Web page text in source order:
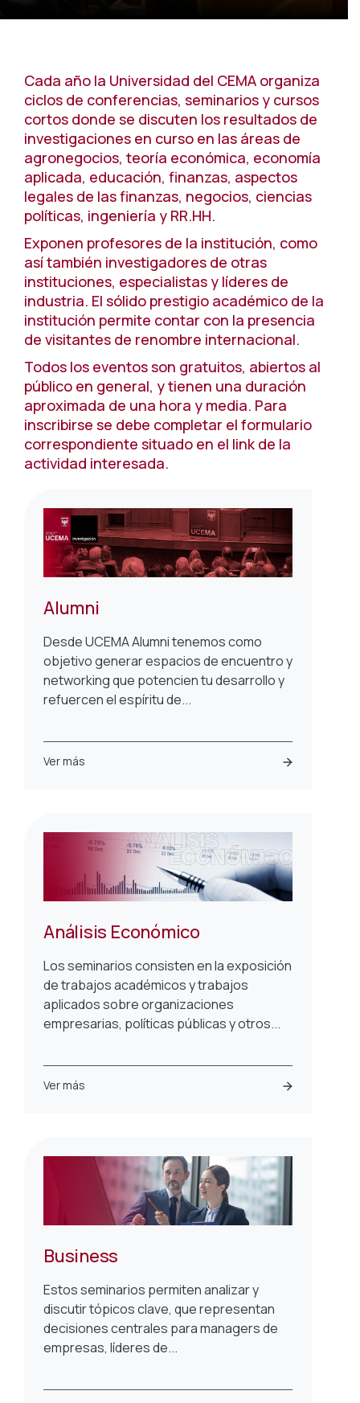
Cada año la Universidad del CEMA organiza
ciclos de conferencias, seminarios y cursos
cortos donde se discuten los resultados de
investigaciones en curso en las áreas de
agronegocios, teoría económica, economía
aplicada, educación, finanzas, aspectos
legales de las finanzas, negocios, ciencias
políticas, ingeniería y RR.HH.
Exponen profesores de la institución, como
así también investigadores de otras
instituciones, especialistas y líderes de
industria. El sólido prestigio académico de la
institución permite contar con la presencia
de visitantes de renombre internacional.
Todos los eventos son gratuitos, abiertos al
público en general, y tienen una duración
aproximada de una hora y media. Para
inscribirse se debe completar el formulario
correspondiente situado en el link de la
actividad interesada.
Alumni
Desde UCEMA Alumni tenemos como
objetivo generar espacios de encuentro y
networking que potencien tu desarrollo y
refuercen el espíritu de...
Ver más
Análisis Económico
Los seminarios consisten en la exposición
de trabajos académicos y trabajos
aplicados sobre organizaciones
empresarias, políticas públicas y otros...
Ver más
Business
Estos seminarios permiten analizar y
discutir tópicos clave, que representan
decisiones centrales para managers de
empresas, líderes de...